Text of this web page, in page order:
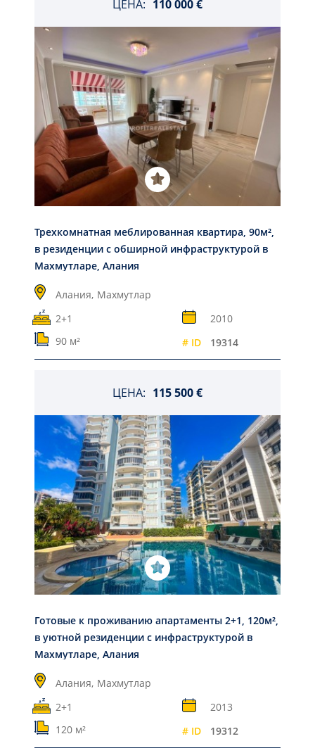
ЦЕНА: 110 000 €
Трехкомнатная меблированная квартира, 90м²,
в резиденции с обширной инфраструктурой в
Махмутларе, Алания
Алания, Махмутлар
2+1
2010
90 м²
# ID 19314
ЦЕНА: 115 500 €
Готовые к проживанию апартаменты 2+1, 120м²,
в уютной резиденции с инфраструктурой в
Махмутларе, Алания
Алания, Махмутлар
2+1
2013
120 м²
# ID 19312